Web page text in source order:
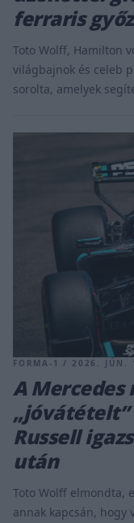
ferraris
Toto Wolff, Hamilton
világbajnok és celeb
sorolta, amelyek
FORMA-1 / 2026. JÚN.
A
Russell
után
Toto Wolff elmondta,
annak kapcsán, hogy